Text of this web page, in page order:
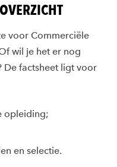
voor Commerciële
wil je het er nog
De factsheet ligt voor
opleiding;
en selectie.